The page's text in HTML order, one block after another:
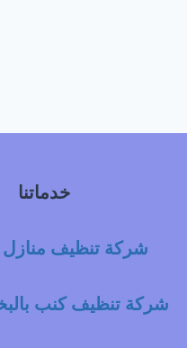
خدماتنا
شركة تنظيف منازل
شركة تنظيف كنب